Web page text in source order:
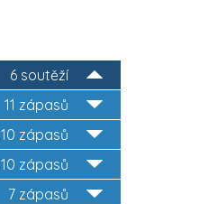
6 soutěží
11 zápasů
10 zápasů
10 zápasů
7 zápasů